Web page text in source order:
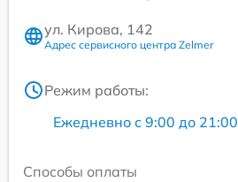
ул. Кирова, 142
Адрес сервисного центра Zelmer
Режим работы:
Ежедневно с 9:00 до 21:00
Способы оплаты